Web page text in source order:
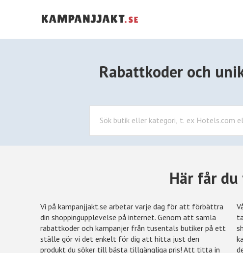
Rabattkoder och
Här får
Vi på kampanjjakt.se arbetar varje dag för att förbättra
din shoppingupplevelse på internet. Genom att samla
rabattkoder och kampanjer från tusentals butiker på ett
ställe gör vi det enkelt för dig att hitta just den
produkt du söker till bästa tillgängliga pris! Att titta in